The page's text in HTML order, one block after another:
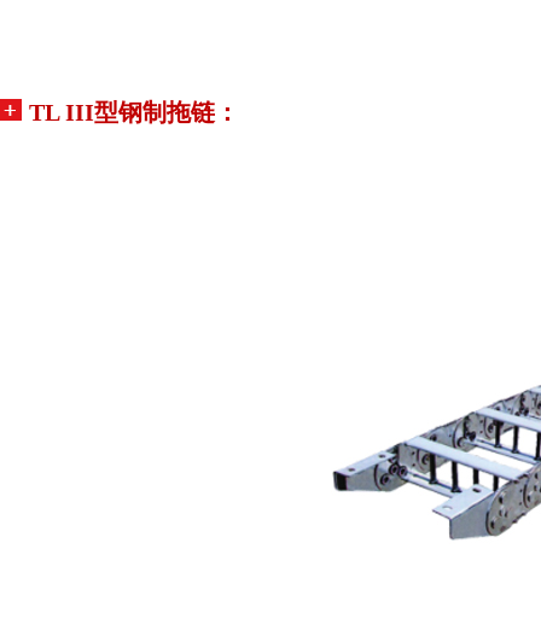
TL III型钢制拖链：